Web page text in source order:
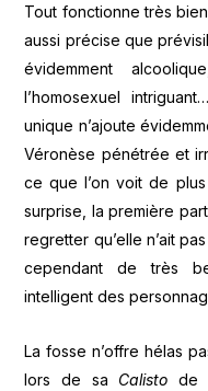
Tout fonctionne très
aussi précise que
évidemment
l’homosexuel
unique n’ajoute
Véronèse pénétrée et
ce que l’on voit de
surprise, la première
regretter qu’elle n’ait
cependant de très
intelligent des
La fosse n’offre hélas
lors de sa Calisto de